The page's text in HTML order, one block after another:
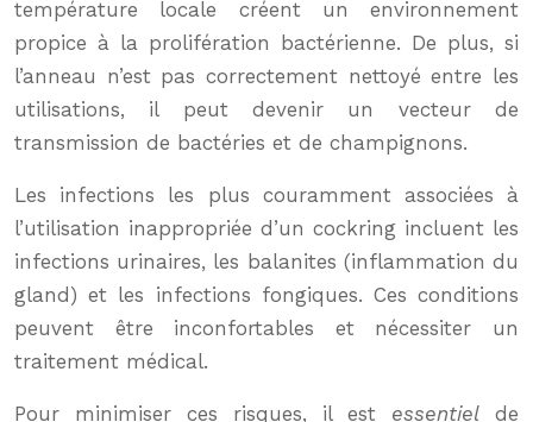
température locale créent un environnement
propice à la prolifération bactérienne. De plus, si
l’anneau n’est pas correctement nettoyé entre les
utilisations, il peut devenir un vecteur de
transmission de bactéries et de champignons.
Les infections les plus couramment associées à
l’utilisation inappropriée d’un cockring incluent les
infections urinaires, les balanites (inflammation du
gland) et les infections fongiques. Ces conditions
peuvent être inconfortables et nécessiter un
traitement médical.
Pour minimiser ces risques, il est essentiel de